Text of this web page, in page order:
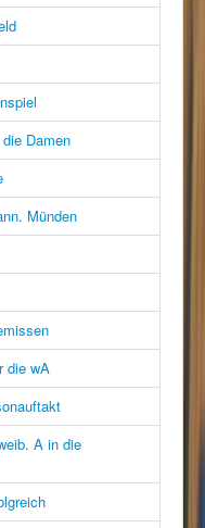
Damen
Münden
die wA
A in die